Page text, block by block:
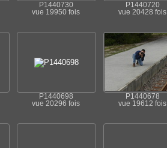
P1440730
vue 19950 fois
P1440720
vue 20428 fois
P1440698
vue 20296 fois
P1440678
vue 19612 fois